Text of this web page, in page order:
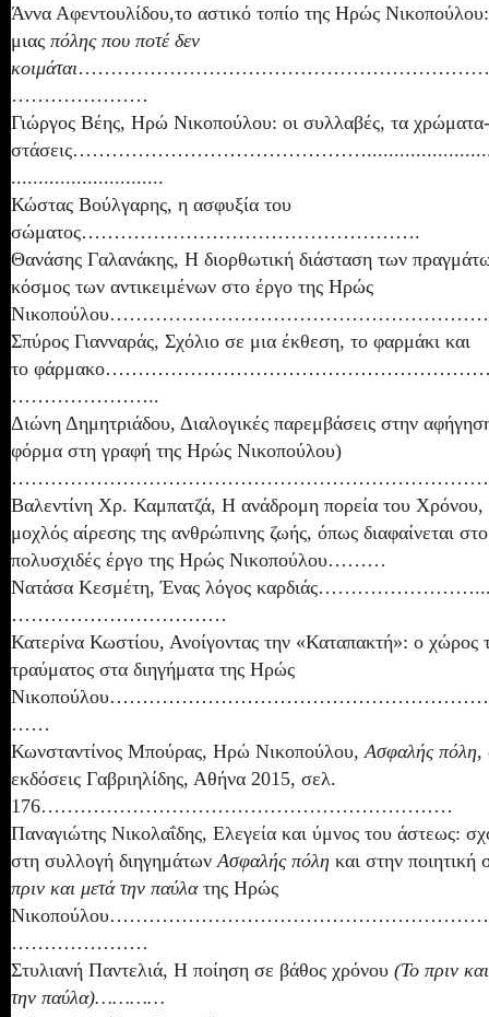
Άννα Αφεντουλίδου,το αστικό τοπίο της Ηρώς Νικοπούλου:
μιας πόλης που ποτέ δεν
κοιμάται
…………………
Γιώργος Βέης, Ηρώ Νικοπούλου: οι συλλαβές, τα
............................
Κώστας Βούλγαρης, η ασφυξία του
σώματος…………………………………………….
Θανάσης Γαλανάκης, Η διορθωτική διάσταση των
κόσμος των αντικειμένων στο έργο της Ηρώς
Σπύρος Γιανναράς, Σχόλιο σε μια έκθεση, το φαρμάκι και
το
…………………..
Διώνη Δημητριάδου, Διαλογικές παρεμβάσεις στην
φόρμα στη γραφή της Ηρώς Νικοπούλου)
Βαλεντίνη Χρ. Καμπατζά, Η ανάδρομη πορεία του Χρόνου,
μοχλός αίρεσης της ανθρώπινης ζωής, όπως διαφαίνεται στο
πολυσχιδές έργο της Ηρώς Νικοπούλου………
Νατάσα Κεσμέτη, Ένας λόγος
……………………………
Κατερίνα Κωστίου, Ανοίγοντας την «Καταπακτή»: ο χώρος
τραύματος στα διηγήματα της Ηρώς
……
Κωνσταντίνος Μπούρας, Ηρώ Νικοπούλου, Ασφαλής πόλη,
εκδόσεις Γαβριηλίδης, Αθήνα 2015, σελ.
176………………………………………………………
Παναγιώτης Νικολαΐδης, Ελεγεία και ύμνος του άστεως:
στη συλλογή διηγημάτων Ασφαλής πόλη και στην
πριν και μετά την παύλα της Ηρώς
…………………
Στυλιανή Παντελιά, Η ποίηση σε βάθος χρόνου (Το πριν
την παύλα)…………